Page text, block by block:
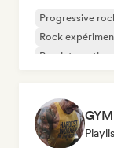
Progressive
Rock
Pop